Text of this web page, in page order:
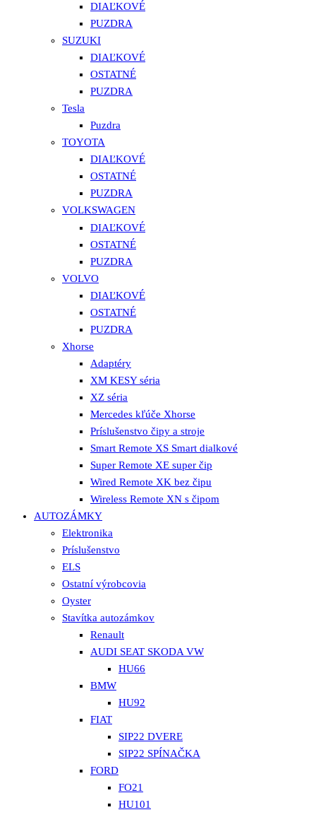
DIAĽKOVÉ
PUZDRA
SUZUKI
DIAĽKOVÉ
OSTATNÉ
PUZDRA
Tesla
Puzdra
TOYOTA
DIAĽKOVÉ
OSTATNÉ
PUZDRA
VOLKSWAGEN
DIAĽKOVÉ
OSTATNÉ
PUZDRA
VOLVO
DIAĽKOVÉ
OSTATNÉ
PUZDRA
Xhorse
Adaptéry
XM KESY séria
XZ séria
Mercedes kľúče Xhorse
Príslušenstvo čipy a stroje
Smart Remote XS Smart dialkové
Super Remote XE super čip
Wired Remote XK bez čipu
Wireless Remote XN s čipom
AUTOZÁMKY
Elektronika
Príslušenstvo
ELS
Ostatní výrobcovia
Oyster
Stavítka autozámkov
Renault
AUDI SEAT SKODA VW
HU66
BMW
HU92
FIAT
SIP22 DVERE
SIP22 SPÍNAČKA
FORD
FO21
HU101